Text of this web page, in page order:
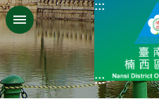
跳到主要內容區塊
:::
:::